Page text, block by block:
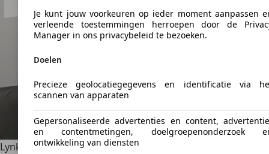
Je kunt jouw voorkeuren op ieder moment aanpassen
verleende toestemmingen herroepen door de
Manager in ons privacybeleid te bezoeken.
Doelen
Precieze geolocatiegegevens en identificatie via
scannen van apparaten
Gepersonaliseerde advertenties en content,
en contentmetingen, doelgroepenonderzoek
ontwikkeling van diensten
Lynk & Co 011.5 261PK Plug-in Hybrid *360° Camera*